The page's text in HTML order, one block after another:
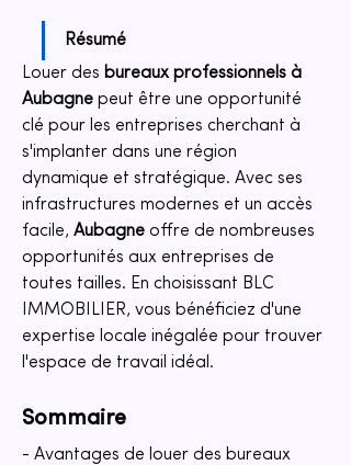
Résumé
Louer des bureaux professionnels à
Aubagne peut être une opportunité
clé pour les entreprises cherchant à
s'implanter dans une région
dynamique et stratégique. Avec ses
infrastructures modernes et un accès
facile, Aubagne offre de nombreuses
opportunités aux entreprises de
toutes tailles. En choisissant BLC
IMMOBILIER, vous bénéficiez d'une
expertise locale inégalée pour trouver
l'espace de travail idéal.
Sommaire
- Avantages de louer des bureaux